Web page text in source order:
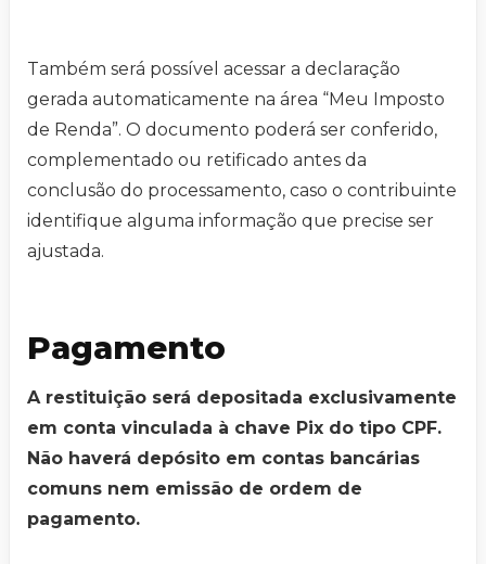
Também será possível acessar a declaração
gerada automaticamente na área “Meu Imposto
de Renda”. O documento poderá ser conferido,
complementado ou retificado antes da
conclusão do processamento, caso o contribuinte
identifique alguma informação que precise ser
ajustada.
Pagamento
A restituição será depositada exclusivamente
em conta vinculada à chave Pix do tipo CPF.
Não haverá depósito em contas bancárias
comuns nem emissão de ordem de
pagamento.